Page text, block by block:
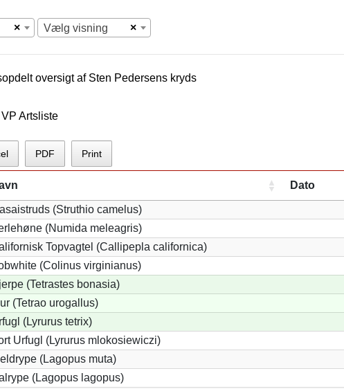
× ×
Vælg visning
oversigt af Sten Pedersens kryds
Artsliste
PDF Print
Dato
(Struthio camelus)
(Numida meleagris)
Topvagtel (Callipepla californica)
(Colinus virginianus)
(Tetrastes bonasia)
(Tetrao urogallus)
(Lyrurus tetrix)
Urfugl (Lyrurus mlokosiewiczi)
(Lagopus muta)
(Lagopus lagopus)